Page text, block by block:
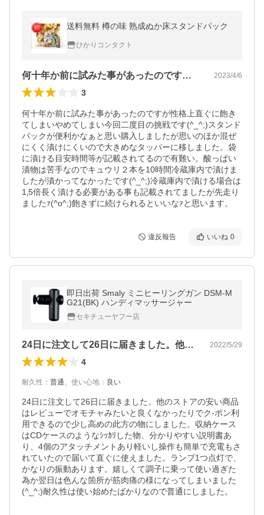
送料無料 樽の味 熟成ぬか床スタンドパック
ひかりコンタクト
何十年か前に試みた事があったのですが性… 2023/4/6
3
何十年か前に試みた事があったのですが性格上直ぐに飽き
てしまいやめてしまい今回二度目の挑戦です(^_^;)スタンド
パックが便利かなぁと思い購入しましたが思いのほか混ぜ
にくく漬けにくいので大きめなタッパーに移しました。袋
に漬ける目安時間等が記載されてるので有難い。酸っぱい
漬物は苦手なのでキュウリ２本を10時間冷蔵庫内で漬けま
したが漬かってなかったです(^_^;)冷蔵庫内で漬ける場合は
1‚5倍長く漬ける必要がある事も記載されてましたが先走り
ましたｧ(^o^;)飽きずに続けられるといいなｧと思います。
違反報告 いいね 0
即日出荷 Smaly ミニヒーリングガン DSM-M
G21(BK) ハンディマッサージャー
セキチューヤフー店
24日に注文して26日に届きました。他… 2022/5/29
4
耐久性 ： 普通、 使い心地 ： 良い
24日に注文して26日に届きました。他のストアの安い商品
はレビューでオモチャみたいと良くなかったりでク-ポン利
用できるので少し高めの此方の物にしました。収納ケース
はCDケースのようなｼｯｶﾘした物、分かりやすい説明書あ
り、4個のアタッチメントあり軽いし操作も簡単で充電もさ
れていたので届いて直ぐに使えました。ランプ1つ点灯で、
かなりの振動あります。嬉しくて調子に乗って使い過ぎた
為か翌日は色んな箇所が筋肉痛の様になってしまいました
(^_^;)耐久性は使い始めたばかりなので普通にしました。